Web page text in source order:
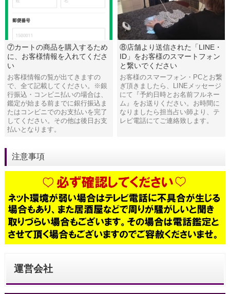
⑦カートの商品を購入するため
に、お客様情報を入れてくださ
い
お客様情報の覧が出てきますの
で、全て記載してください。※銀
行振込・コンビニ払いの場合は、
鑑定が始まる前までに銀行振込ま
たはコンビニでのお支払いを完了
してください。その他は後日お支
払いとなります。
⑧店舗より送信された「LINE・
ID」をお客様のスマートフォン
と繋いでください
お客様のスマーフォン・PCとお繋
ぎ頂きましたら、LINEメッセージ
にて『予約日時とお名前フルネー
ム』をお送りください。お時間に
なりましたら担当占い師より、テ
レビ電話にてご連絡致します。
注意事項
運営会社